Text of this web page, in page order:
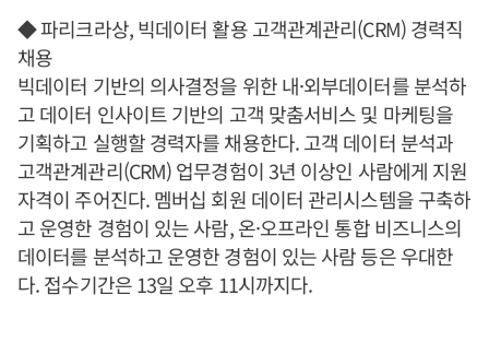
◆ 파리크라상, 빅데이터 활용 고객관계관리(CRM) 경력직
채용
빅데이터 기반의 의사결정을 위한 내·외부데이터를 분석하
고 데이터 인사이트 기반의 고객 맞춤서비스 및 마케팅을
기획하고 실행할 경력자를 채용한다. 고객 데이터 분석과
고객관계관리(CRM) 업무경험이 3년 이상인 사람에게 지원
자격이 주어진다. 멤버십 회원 데이터 관리시스템을 구축하
고 운영한 경험이 있는 사람, 온·오프라인 통합 비즈니스의
데이터를 분석하고 운영한 경험이 있는 사람 등은 우대한
다. 접수기간은 13일 오후 11시까지다.